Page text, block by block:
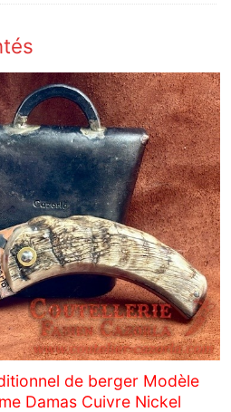
de berger Modèle
Damas Cuivre Nickel